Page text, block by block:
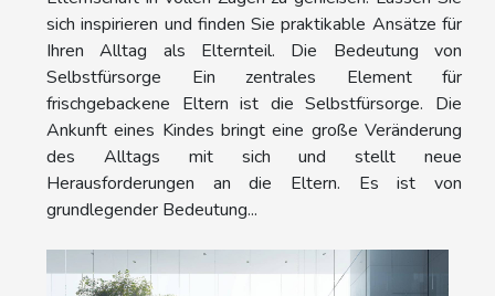
sich inspirieren und finden Sie praktikable Ansätze für
Ihren Alltag als Elternteil. Die Bedeutung von
Selbstfürsorge Ein zentrales Element für
frischgebackene Eltern ist die Selbstfürsorge. Die
Ankunft eines Kindes bringt eine große Veränderung
des Alltags mit sich und stellt neue
Herausforderungen an die Eltern. Es ist von
grundlegender Bedeutung...